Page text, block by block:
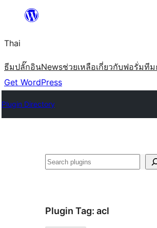
ยัง
เนื้อหา
Thai
ธีมปลั๊กอินNewsช่วยเหลือเกี่ยวกับฟอรั่มทีม
Get WordPress
Plugin Directory
ค้นหา
Plugin Tag: acl